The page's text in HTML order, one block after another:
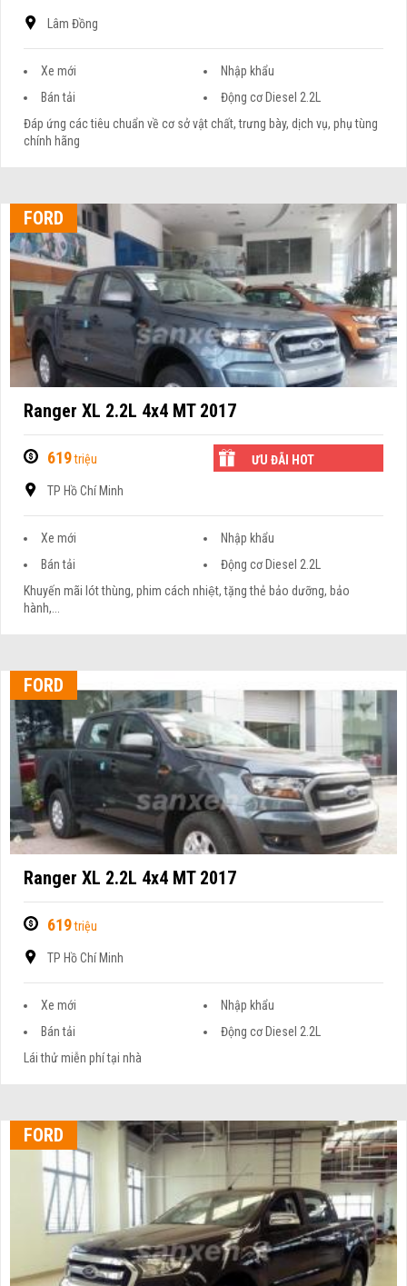
Lâm Đồng
Xe mới
Nhập khẩu
Bán tải
Động cơ Diesel 2.2L
Đáp ứng các tiêu chuẩn về cơ sở vật chất, trưng bày, dịch vụ, phụ tùng
chính hãng
FORD
Ranger XL 2.2L 4x4 MT 2017
619triệu ƯU ĐÃI HOT
TP Hồ Chí Minh
Xe mới
Nhập khẩu
Bán tải
Động cơ Diesel 2.2L
Khuyến mãi lót thùng, phim cách nhiệt, tặng thẻ bảo dưỡng, bảo
hành,...
FORD
Ranger XL 2.2L 4x4 MT 2017
619triệu
TP Hồ Chí Minh
Xe mới
Nhập khẩu
Bán tải
Động cơ Diesel 2.2L
Lái thử miễn phí tại nhà
FORD